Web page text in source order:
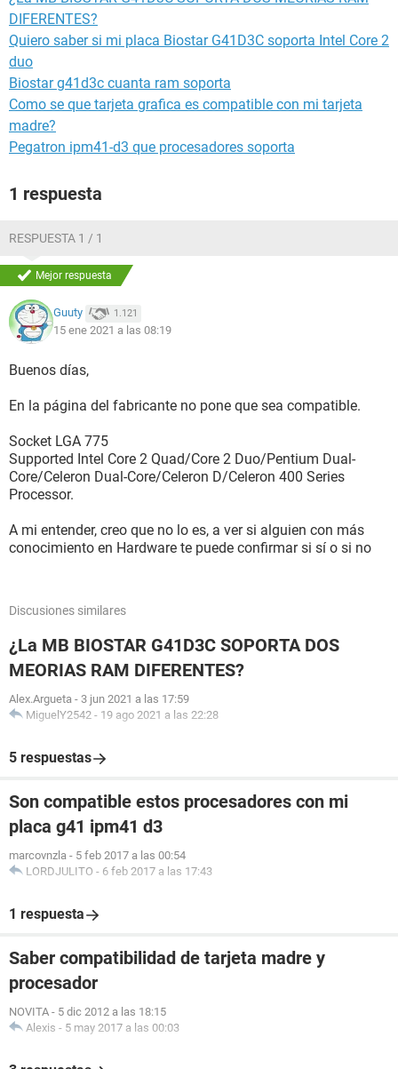
DIFERENTES?
Quiero saber si mi placa Biostar G41D3C soporta Intel Core 2
duo
Biostar g41d3c cuanta ram soporta
Como se que tarjeta grafica es compatible con mi tarjeta
madre?
Pegatron ipm41-d3 que procesadores soporta
1 respuesta
RESPUESTA 1 / 1
Mejor respuesta
Guuty 1.121
15 ene 2021 a las 08:19
Buenos días,
En la página del fabricante no pone que sea compatible.
Socket LGA 775
Supported Intel Core 2 Quad/Core 2 Duo/Pentium Dual-
Core/Celeron Dual-Core/Celeron D/Celeron 400 Series
Processor.
A mi entender, creo que no lo es, a ver si alguien con más
conocimiento en Hardware te puede confirmar si sí o si no
Discusiones similares
¿La MB BIOSTAR G41D3C SOPORTA DOS
MEORIAS RAM DIFERENTES?
Alex.Argueta - 3 jun 2021 a las 17:59
MiguelY2542 - 19 ago 2021 a las 22:28
5 respuestas
Son compatible estos procesadores con mi
placa g41 ipm41 d3
marcovnzla - 5 feb 2017 a las 00:54
LORDJULITO - 6 feb 2017 a las 17:43
1 respuesta
Saber compatibilidad de tarjeta madre y
procesador
NOVITA - 5 dic 2012 a las 18:15
Alexis - 5 may 2017 a las 00:03